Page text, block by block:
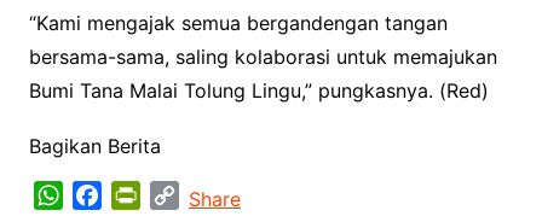
“Kami mengajak semua bergandengan tangan
bersama-sama, saling kolaborasi untuk memajukan
Bumi Tana Malai Tolung Lingu,” pungkasnya. (Red)
Bagikan Berita
W
CShare